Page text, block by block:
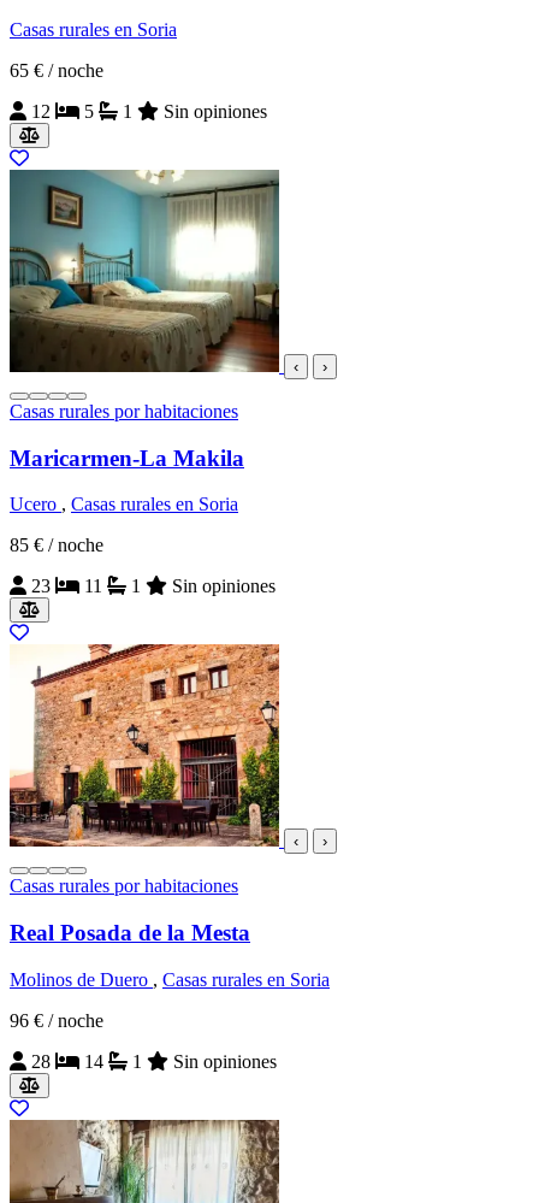
Casas rurales en Soria
65 € / noche
12
5 1 Sin opiniones
‹ ›
Casas rurales por habitaciones
Maricarmen-La Makila
Ucero , Casas rurales en Soria
85 € / noche
23
11 1 Sin opiniones
‹ ›
Casas rurales por habitaciones
Real Posada de la Mesta
Molinos de Duero , Casas rurales en Soria
96 € / noche
28
14 1 Sin opiniones